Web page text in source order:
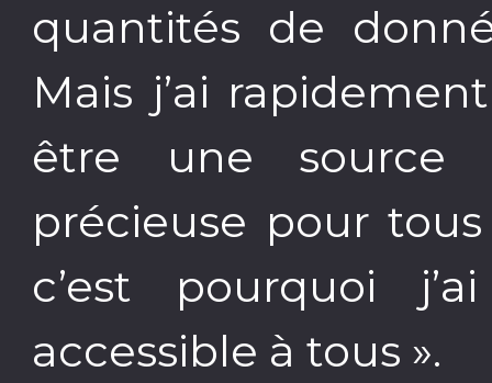
quantités de
Mais j’ai
être une source
précieuse pour
c’est pourquoi
accessible à tous ».